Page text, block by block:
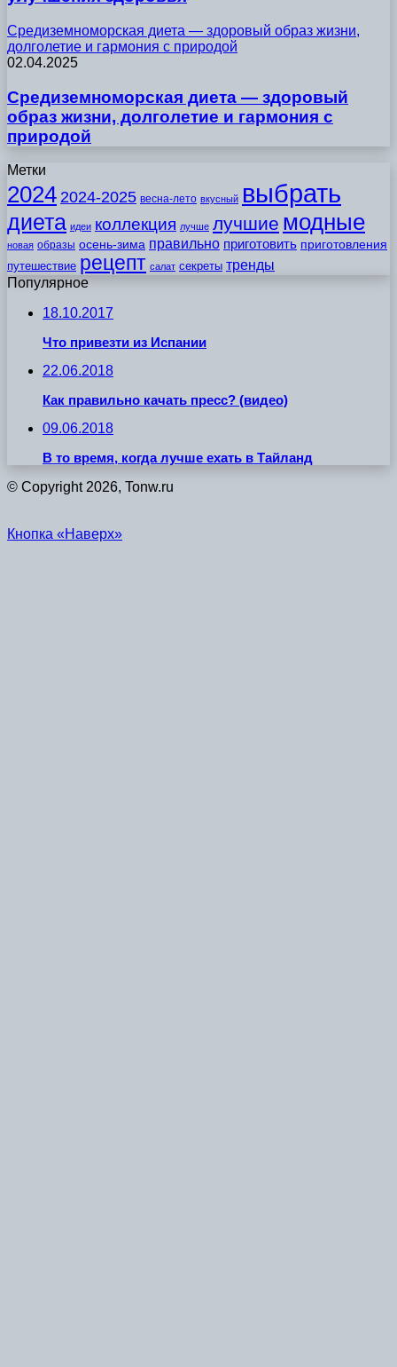
Средиземноморская диета — здоровый образ жизни,
долголетие и гармония с природой
02.04.2025
Средиземноморская диета — здоровый
образ жизни, долголетие и гармония с
природой
Метки
2024 2024-2025 весна-лето вкусный выбрать
диета идеи коллекция лучше лучшие модные
новая образы осень-зима правильно приготовить приготовления
путешествие рецепт салат секреты тренды
Популярное
18.10.2017
Что привезти из Испании
22.06.2018
Как правильно качать пресс? (видео)
09.06.2018
В то время, когда лучше ехать в Тайланд
© Copyright 2026, Tonw.ru
Кнопка «Наверх»